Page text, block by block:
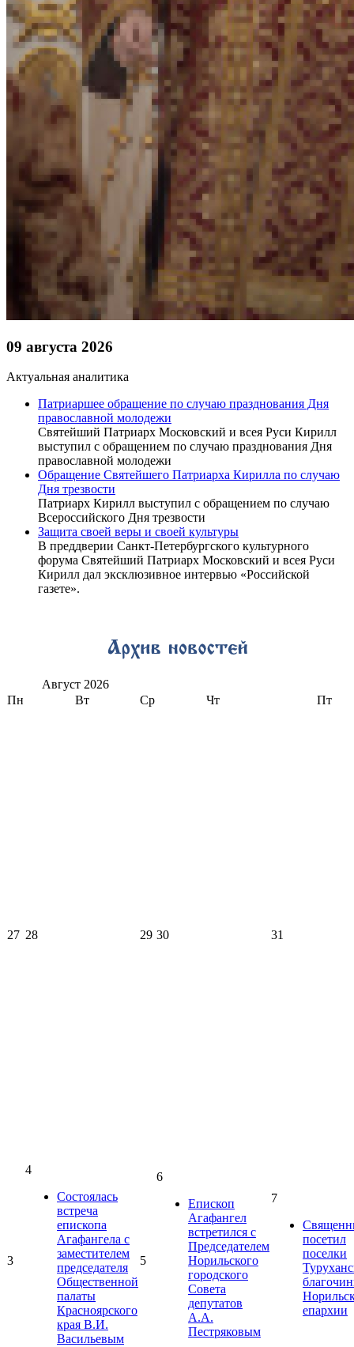
09 августа 2026
Актуальная аналитика
Патриаршее обращение по случаю празднования Дня
православной молодежи
Святейший Патриарх Московский и всея Руси Кирилл
выступил с обращением по случаю празднования Дня
православной молодежи
Обращение Святейшего Патриарха Кирилла по случаю
Дня трезвости
Патриарх Кирилл выступил с обращением по случаю
Всероссийского Дня трезвости
Защита своей веры и своей культуры
В преддверии Санкт-Петербургского культурного
форума Святейший Патриарх Московский и всея Руси
Кирилл дал эксклюзивное интервью «Российской
газете».
Август 2026
Пн
Вт Ср Чт Пт
27 28 29 30 31
3
4
Состоялась
встреча
епископа
Агафангела с
заместителем
председателя
Общественной
палаты
Красноярского
края В.И.
Васильевым
5
6
Епископ
Агафангел
встретился с
Председателем
Норильского
городского
Совета
депутатов
А.А.
Пестряковым
7
посетил
поселки
епархии